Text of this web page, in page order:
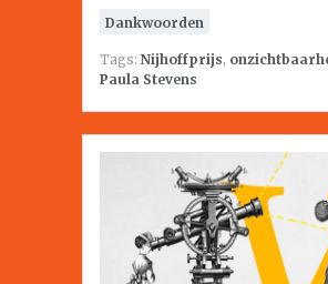
Dankwoorden
Tags: Nijhoffprijs,
Paula Stevens